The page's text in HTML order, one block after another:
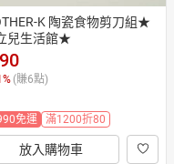
K 陶瓷食物剪刀組★
兒生活館★
% (賺6點)
免運 滿1200折80
放入購物車